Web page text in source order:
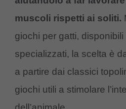
muscoli rispetti ai soliti.
giochi per gatti,
specializzati, la scelta è
a partire dai classici
giochi utili a stimolare